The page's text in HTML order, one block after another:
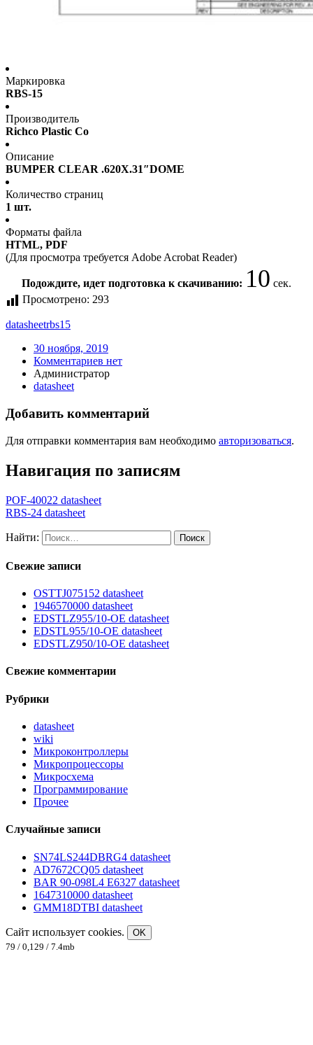
Маркировка
RBS-15
Производитель
Richco Plastic Co
Описание
BUMPER CLEAR .620X.31″DOME
Количество страниц
1 шт.
Форматы файла
HTML, PDF
(Для просмотра требуется Adobe Acrobat Reader)
Подождите, идет подготовка к скачиванию: 10 сек.
Просмотрено: 293
datasheetrbs15
30 ноября, 2019
Комментариев нет
Администратор
datasheet
Добавить комментарий
Для отправки комментария вам необходимо авторизоваться.
Навигация по записям
POF-40022 datasheet
RBS-24 datasheet
Найти:
Свежие записи
OSTTJ075152 datasheet
1946570000 datasheet
EDSTLZ955/10-OE datasheet
EDSTL955/10-OE datasheet
EDSTLZ950/10-OE datasheet
Свежие комментарии
Рубрики
datasheet
wiki
Микроконтроллеры
Микропроцессоры
Микросхема
Программирование
Прочее
Случайные записи
SN74LS244DBRG4 datasheet
AD7672CQ05 datasheet
BAR 90-098L4 E6327 datasheet
1647310000 datasheet
GMM18DTBI datasheet
Сайт использует cookies.
OK
79 / 0,129 / 7.4mb